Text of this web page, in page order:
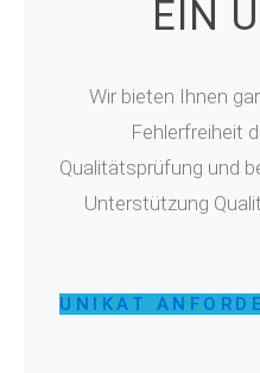
EIN
Wir bieten Ihnen
Fehlerfreiheit
Qualitätsprüfung und
Unterstützung
UNIKAT